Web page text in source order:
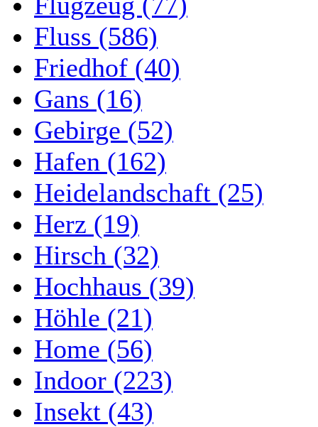
Fluss (586)
Friedhof (40)
Gans (16)
Gebirge (52)
Hafen (162)
Heidelandschaft (25)
Herz (19)
Hirsch (32)
Hochhaus (39)
Höhle (21)
Home (56)
Indoor (223)
Insekt (43)